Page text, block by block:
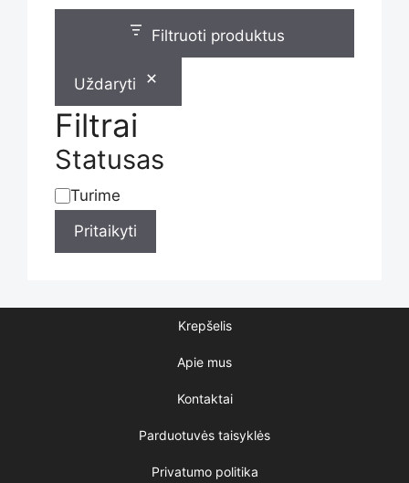
Filtruoti produktus
Uždaryti
Filtrai
Statusas
Statusas
Turime
Pritaikyti
Krepšelis
Apie mus
Kontaktai
Parduotuvės taisyklės
Privatumo politika